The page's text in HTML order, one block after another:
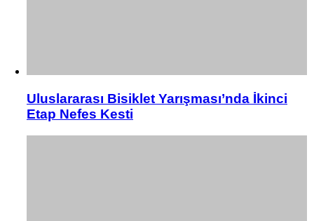
Uluslararası Bisiklet Yarışması’nda İkinci
Etap Nefes Kesti